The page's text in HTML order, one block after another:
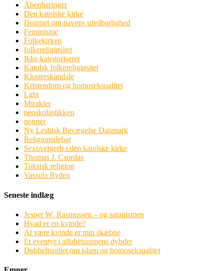
Åbenbaringer
Den katolske kirke
Dogmet om pavens ufejlbarlighed
Feminisme
Folkekirken
folkereligiøsitet
Ikke kategoriseret
Katolsk folkereligiøsitet
Klosterskandale
Kristendom og homoseksualitet
Lgbt
Mirakler
neoskolastikken
nonner
Ny Lesbisk Bevægelse Danmark
Religionsdebat
Sexovergreb i den katolske kirke
Thomas J. Csordas
Toksisk religion
Vassula Ryden
Seneste indlæg
Jesper W. Rasmussen – og satanismen
Hvad er en kvinde?
At være kvinde er min skæbne
Et eventyr i alfabetsuppens dybder
Dobbeltspillet om islam og homoseksualitet